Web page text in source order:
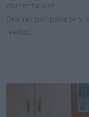
comentarios!!
Gracias por pasarte y
leerlas...